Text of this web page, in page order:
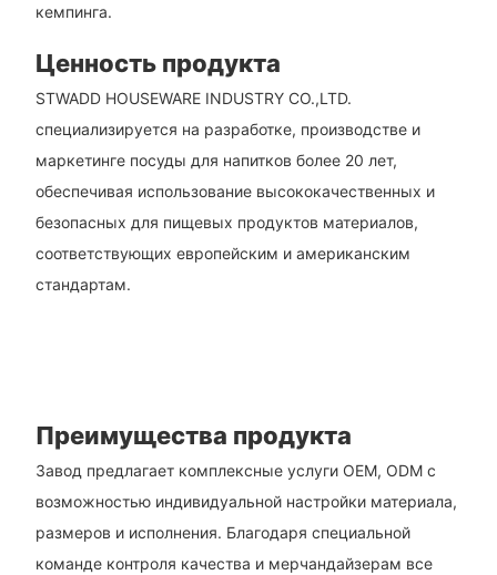
кемпинга.
Ценность продукта
STWADD HOUSEWARE INDUSTRY CO.,LTD.
специализируется на разработке, производстве и
маркетинге посуды для напитков более 20 лет,
обеспечивая использование высококачественных и
безопасных для пищевых продуктов материалов,
соответствующих европейским и американским
стандартам.
Преимущества продукта
Завод предлагает комплексные услуги OEM, ODM с
возможностью индивидуальной настройки материала,
размеров и исполнения. Благодаря специальной
команде контроля качества и мерчандайзерам все